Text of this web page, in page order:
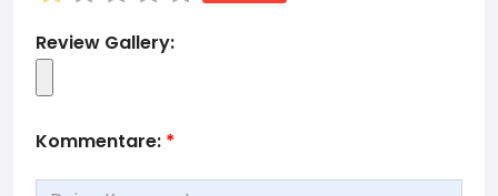
Review Gallery:
Kommentare: *